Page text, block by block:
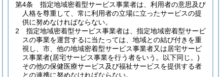
第4条
指定地域密着型サービス事業者は、利用者の意思及び
人格を尊重して、常に利用者の立場に立ったサービスの提
供に努めなければならない。
2
指定地域密着型サービス事業者は、指定地域密着型サービ
スの事業を運営するに当たっては、地域との結び付きを重
視し、市、他の地域密着型サービス事業者又は居宅サービ
ス事業者(居宅サービス事業を行う者をいう。以下同じ。)
その他の保健医療サービス及び福祉サービスを提供する者
との連携に努めなければならない。